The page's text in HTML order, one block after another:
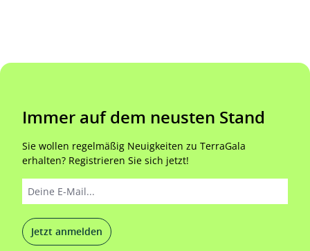
Immer auf dem neusten Stand
Sie wollen regelmäßig Neuigkeiten zu TerraGala
erhalten? Registrieren Sie sich jetzt!
Jetzt anmelden